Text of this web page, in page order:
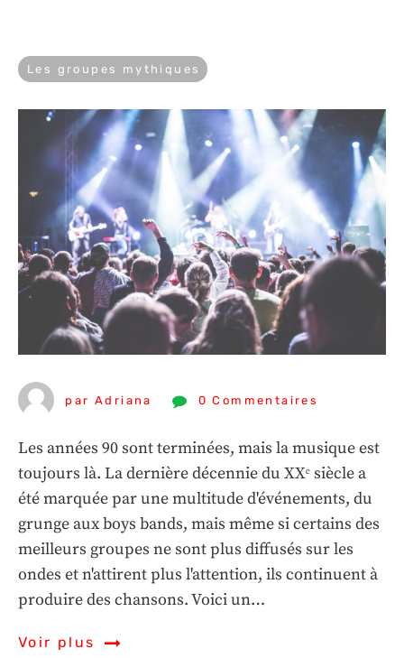
Les groupes mythiques
par Adriana 0 Commentaires
Les années 90 sont terminées, mais la musique est
toujours là. La dernière décennie du XXᵉ siècle a
été marquée par une multitude d'événements, du
grunge aux boys bands, mais même si certains des
meilleurs groupes ne sont plus diffusés sur les
ondes et n'attirent plus l'attention, ils continuent à
produire des chansons. Voici un…
Voir plus